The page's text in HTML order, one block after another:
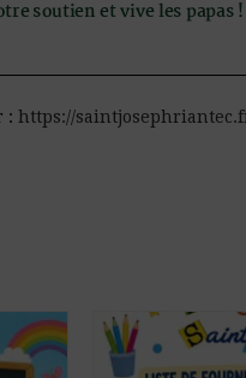
: https://